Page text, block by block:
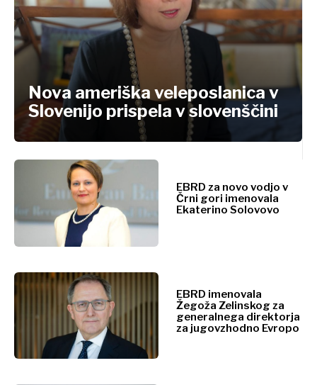
Kosovo*
Severna
Makedonija
Slovenija
Srbija
gospodarstvo
Biz
Stories
Energija
FMCG
Gradbeništvo
Poljoprivreda
Maloprodaja
Posel in
gospodarstvo
Poslovne
Poljoprivreda
Industrija
Gradbeništvo
Energija
Okolje
FMCG
Znanost
Rudarstvo
Maloprodaja
Trajnost
Tehnologija
Nova ameriška veleposlanica v
Slovenijo prispela v slovenščini
EBRD za novo vodjo v
Črni gori imenovala
Ekaterino Solovovo
EBRD imenovala
Žegoža Zelinskog za
generalnega direktorja
za jugovzhodno Evropo